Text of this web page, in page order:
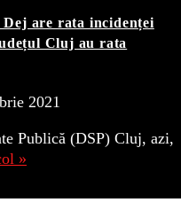
are rata incidenței
Cluj au rata
2021
Publică (DSP) Cluj, azi,
»